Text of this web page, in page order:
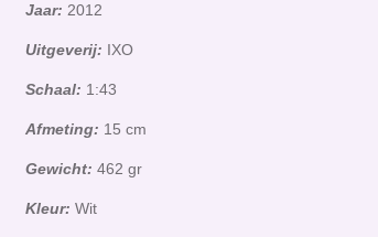
Jaar: 2012
Uitgeverij: IXO
Schaal: 1:43
Afmeting: 15 cm
Gewicht: 462 gr
Kleur: Wit